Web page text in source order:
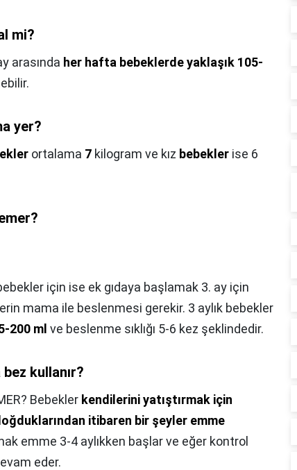
mi?
arasında her hafta bebeklerde yaklaşık 105-
yer?
ortalama 7 kilogram ve kız bebekler ise 6
için ise ek gıdaya başlamak 3. ay için
mama ile beslenmesi gerekir. 3 aylık bebekler
200 ml ve beslenme sıklığı 5-6 kez şeklindedir.
kullanır?
Bebekler kendilerini yatıştırmak için
itibaren bir şeyler emme
emme 3-4 aylıkken başlar ve eğer kontrol
eder.